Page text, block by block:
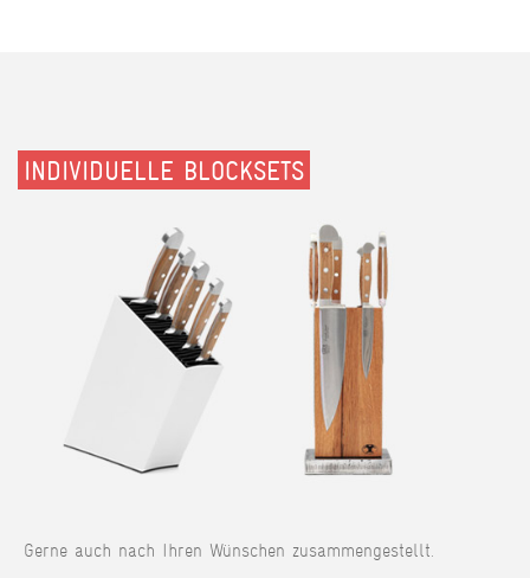
INDIVIDUELLE BLOCKSETS
Gerne auch nach Ihren Wünschen zusammengestellt.